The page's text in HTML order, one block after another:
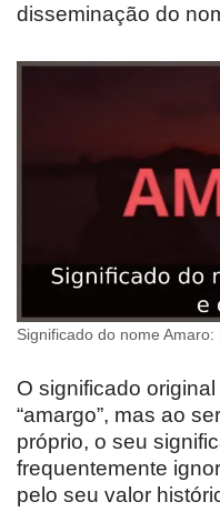
disseminação do
Significado do nome
O significado
“amargo”, mas ao
próprio, o seu
frequentemente
pelo seu valor